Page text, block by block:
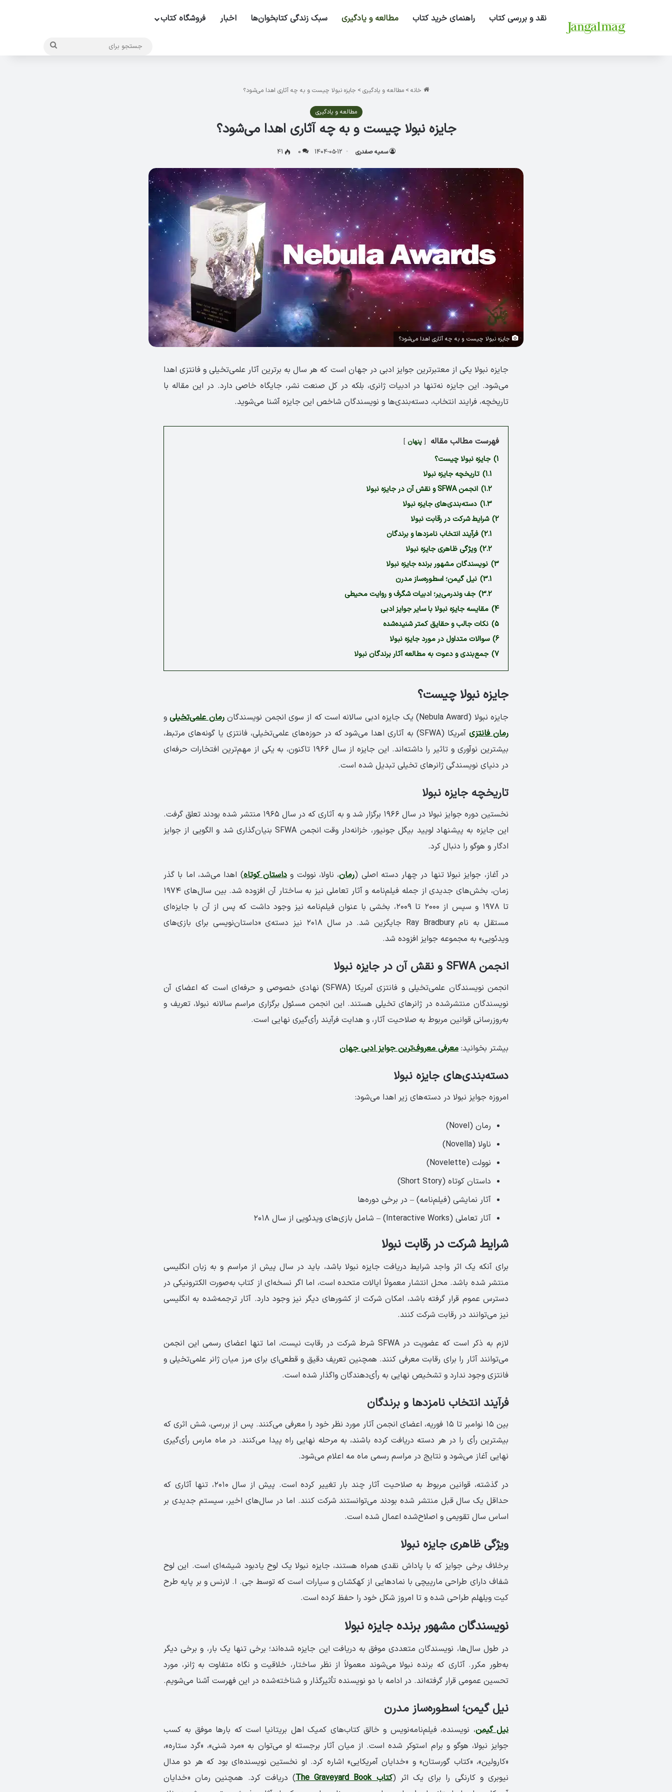
نقد و بررسی کتاب راهنمای خرید کتاب مطالعه و یادگیری سبک زندگی کتابخوان‌ها اخبار فروشگاه کتاب
جستجو
خانه > مطالعه و یادگیری > جایزه نبولا چیست و به چه آثاری اهدا می‌شود؟
مطالعه و یادگیری
جایزه نبولا چیست و به چه آثاری اهدا می‌شود؟
سمیه صفدری 1404-05-12
0
41
جایزه نبولا چیست و به چه آثاری اهدا می‌شود؟
جایزه نبولا یکی از معتبرترین جوایز ادبی در جهان است که هر سال به برترین آثار علمی‌تخیلی و فانتزی اهدا
می‌شود. این جایزه نه‌تنها در ادبیات ژانری، بلکه در کل صنعت نشر، جایگاه خاصی دارد. در این مقاله با
تاریخچه، فرایند انتخاب، دسته‌بندی‌ها و نویسندگان شاخص این جایزه آشنا می‌شوید.
فهرست مطالب مقاله پنهان
1) جایزه نبولا چیست؟
1.1) تاریخچه جایزه نبولا
1.2) انجمن SFWA و نقش آن در جایزه نبولا
1.3) دسته‌بندی‌های جایزه نبولا
2) شرایط شرکت در رقابت نبولا
2.1) فرآیند انتخاب نامزدها و برندگان
2.2) ویژگی ظاهری جایزه نبولا
3) نویسندگان مشهور برنده جایزه نبولا
3.1) نیل گیمن؛ اسطوره‌ساز مدرن
3.2) جف وندرمی‌یر؛ ادبیات شگرف و روایت محیطی
4) مقایسه جایزه نبولا با سایر جوایز ادبی
5) نکات جالب و حقایق کمتر شنیده‌شده
6) سوالات متداول در مورد جایزه نبولا
7) جمع‌بندی و دعوت به مطالعه آثار برندگان نبولا
جایزه نبولا چیست؟
جایزه نبولا (Nebula Award) یک جایزه ادبی سالانه است که از سوی انجمن نویسندگان رمان علمی‌تخیلیو
رمان فانتزی
آمریکا (SFWA) به آثاری اهدا می‌شود که در حوزه‌های علمی‌تخیلی، فانتزی یا گونه‌های مرتبط،
بیشترین نوآوری و تاثیر را داشته‌اند. این جایزه از سال ۱۹۶۶ تاکنون، به یکی از مهم‌ترین افتخارات حرفه‌ای
در دنیای نویسندگی ژانرهای تخیلی تبدیل شده است.
تاریخچه جایزه نبولا
نخستین دوره جوایز نبولا در سال ۱۹۶۶ برگزار شد و به آثاری که در سال ۱۹۶۵ منتشر شده بودند تعلق گرفت.
این جایزه به پیشنهاد لویید بیگل جونیور، خزانه‌دار وقت انجمن SFWA بنیان‌گذاری شد و الگویی از جوایز
ادگار و هوگو را دنبال کرد.
در آغاز، جوایز نبولا تنها در چهار دسته اصلی (رمان، ناولا، نوولت وداستان کوتاه) اهدا می‌شد، اما با گذر
زمان، بخش‌های جدیدی از جمله فیلم‌نامه و آثار تعاملی نیز به ساختار آن افزوده شد. بین سال‌های ۱۹۷۴
تا ۱۹۷۸ و سپس از ۲۰۰۰ تا ۲۰۰۹، بخشی با عنوان فیلم‌نامه نیز وجود داشت که پس از آن با جایزه‌ای
مستقل به نام Ray Bradbury جایگزین شد. در سال ۲۰۱۸ نیز دسته‌ی «داستان‌نویسی برای بازی‌های
ویدئویی» به مجموعه جوایز افزوده شد.
انجمن SFWA و نقش آن در جایزه نبولا
انجمن نویسندگان علمی‌تخیلی و فانتزی آمریکا (SFWA) نهادی خصوصی و حرفه‌ای است که اعضای آن
نویسندگان منتشرشده در ژانرهای تخیلی هستند. این انجمن مسئول برگزاری مراسم سالانه نبولا، تعریف و
به‌روزرسانی قوانین مربوط به صلاحیت آثار، و هدایت فرآیند رأی‌گیری نهایی است.
بیشتر بخوانید: معرفی معروف‌ترین جوایز ادبی جهان
دسته‌بندی‌های جایزه نبولا
امروزه جوایز نبولا در دسته‌های زیر اهدا می‌شود:
رمان (Novel)
ناولا (Novella)
نوولت (Novelette)
داستان کوتاه (Short Story)
آثار نمایشی (فیلم‌نامه) – در برخی دوره‌ها
آثار تعاملی (Interactive Works) – شامل بازی‌های ویدئویی از سال ۲۰۱۸
شرایط شرکت در رقابت نبولا
برای آنکه یک اثر واجد شرایط دریافت جایزه نبولا باشد، باید در سال پیش از مراسم و به زبان انگلیسی
منتشر شده باشد. محل انتشار معمولاً ایالات متحده است، اما اگر نسخه‌ای از کتاب به‌صورت الکترونیکی در
دسترس عموم قرار گرفته باشد، امکان شرکت از کشورهای دیگر نیز وجود دارد. آثار ترجمه‌شده به انگلیسی
نیز می‌توانند در رقابت شرکت کنند.
لازم به ذکر است که عضویت در SFWA شرط شرکت در رقابت نیست، اما تنها اعضای رسمی این انجمن
می‌توانند آثار را برای رقابت معرفی کنند. همچنین تعریف دقیق و قطعی‌ای برای مرز میان ژانر علمی‌تخیلی و
فانتزی وجود ندارد و تشخیص نهایی به رأی‌دهندگان واگذار شده است.
فرآیند انتخاب نامزدها و برندگان
بین ۱۵ نوامبر تا ۱۵ فوریه، اعضای انجمن آثار مورد نظر خود را معرفی می‌کنند. پس از بررسی، شش اثری که
بیشترین رأی را در هر دسته دریافت کرده باشند، به مرحله نهایی راه پیدا می‌کنند. در ماه مارس رأی‌گیری
نهایی آغاز می‌شود و نتایج در مراسم رسمی ماه مه اعلام می‌شود.
در گذشته، قوانین مربوط به صلاحیت آثار چند بار تغییر کرده است. پیش از سال ۲۰۱۰، تنها آثاری که
حداقل یک سال قبل منتشر شده بودند می‌توانستند شرکت کنند. اما در سال‌های اخیر، سیستم جدیدی بر
اساس سال تقویمی و اصلاح‌شده اعمال شده است.
ویژگی ظاهری جایزه نبولا
برخلاف برخی جوایز که با پاداش نقدی همراه هستند، جایزه نبولا یک لوح یادبود شیشه‌ای است. این لوح
شفاف دارای طراحی مارپیچی با نمادهایی از کهکشان و سیارات است که توسط جی. ا. لارنس و بر پایه طرح
کیت ویلهلم طراحی شده و تا امروز شکل خود را حفظ کرده است.
نویسندگان مشهور برنده جایزه نبولا
در طول سال‌ها، نویسندگان متعددی موفق به دریافت این جایزه شده‌اند؛ برخی تنها یک بار، و برخی دیگر
به‌طور مکرر. آثاری که برنده نبولا می‌شوند معمولاً از نظر ساختار، خلاقیت و نگاه متفاوت به ژانر، مورد
تحسین عمومی قرار گرفته‌اند. در ادامه با دو نویسنده تأثیرگذار و شناخته‌شده در این فهرست آشنا می‌شویم.
نیل گیمن؛ اسطوره‌ساز مدرن
نیل گیمن، نویسنده، فیلم‌نامه‌نویس و خالق کتاب‌های کمیک اهل بریتانیا است که بارها موفق به کسب
جوایز نبولا، هوگو و برام استوکر شده است. از میان آثار برجسته او می‌توان به «مرد شنی»، «گرد ستاره»،
«کارولین»، «کتاب گورستان» و «خدایان آمریکایی» اشاره کرد. او نخستین نویسنده‌ای بود که هر دو مدال
نیوبری و کارنگی را برای یک اثر (کتاب The Graveyard Book
) دریافت کرد. همچنین رمان «خدایان